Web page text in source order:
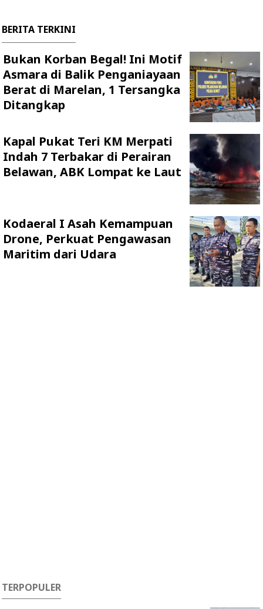
BERITA TERKINI
Bukan Korban Begal! Ini Motif
Asmara di Balik Penganiayaan
Berat di Marelan, 1 Tersangka
Ditangkap
Kapal Pukat Teri KM Merpati
Indah 7 Terbakar di Perairan
Belawan, ABK Lompat ke Laut
Kodaeral I Asah Kemampuan
Drone, Perkuat Pengawasan
Maritim dari Udara
TERPOPULER